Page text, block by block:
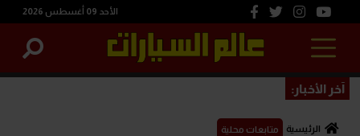
الأحد 09 أغسطس 2026
آخر الأخبار:
الرئيسية متابعات محلية